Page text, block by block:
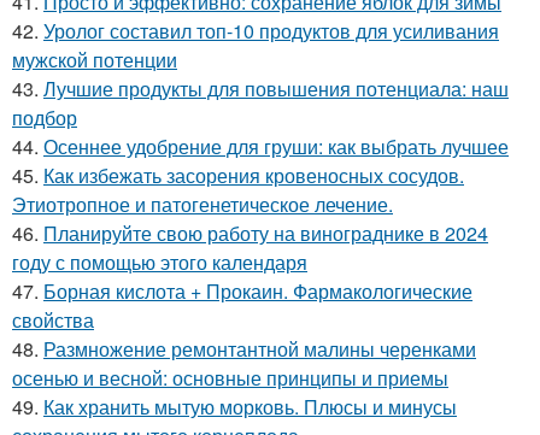
42. Уролог составил топ-10 продуктов для усиливания
мужской потенции
43. Лучшие продукты для повышения потенциала: наш
подбор
44. Осеннее удобрение для груши: как выбрать лучшее
45. Как избежать засорения кровеносных сосудов.
Этиотропное и патогенетическое лечение.
46. Планируйте свою работу на винограднике в 2024
году с помощью этого календаря
47. Борная кислота + Прокаин. Фармакологические
свойства
48. Размножение ремонтантной малины черенками
осенью и весной: основные принципы и приемы
49. Как хранить мытую морковь. Плюсы и минусы